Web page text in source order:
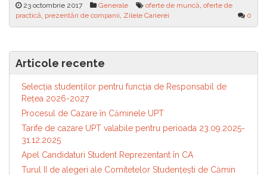
23 octombrie 2017 Generale oferte de muncă, oferte de
practică, prezentări de companii, Zilele Carierei 0
Articole recente
Selecția studenților pentru funcția de Responsabil de
Reţea 2026-2027
Procesul de Cazare în Căminele UPT
Tarife de cazare UPT valabile pentru perioada 23.09.2025-
31.12.2025
Apel Candidaturi Student Reprezentant în CA
Turul II de alegeri ale Comitetelor Studențești de Cămin